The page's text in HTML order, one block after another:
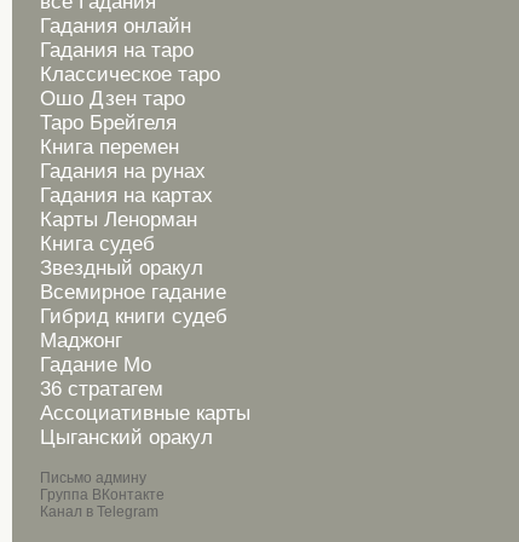
Гадания онлайн
Гадания на таро
Классическое таро
Ошо Дзен таро
Таро Брейгеля
Книга перемен
Гадания на рунах
Гадания на картах
Карты Ленорман
Книга судеб
Звездный оракул
Всемирное гадание
Гибрид книги судеб
Маджонг
Гадание Мо
36 стратагем
Ассоциативные карты
Цыганский оракул
Письмо админу
Группа ВКонтакте
Канал в Telegram